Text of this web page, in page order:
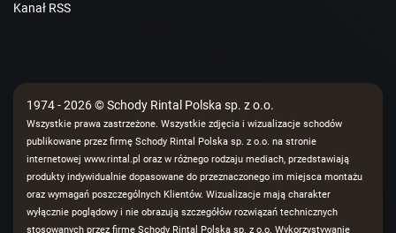
Kanał RSS
1974 - 2026 © Schody Rintal Polska sp. z o.o.
Wszystkie prawa zastrzeżone. Wszystkie zdjęcia i wizualizacje schodów
publikowane przez firmę Schody Rintal Polska sp. z o.o. na stronie
internetowej www.rintal.pl oraz w różnego rodzaju mediach, przedstawiają
produkty indywidualnie dopasowane do przeznaczonego im miejsca montażu
oraz wymagań poszczególnych Klientów. Wizualizacje mają charakter
wyłącznie poglądowy i nie obrazują szczegółów rozwiązań technicznych
stosowanych przez firmę Schody Rintal Polska sp. z o.o. Wykorzystywanie